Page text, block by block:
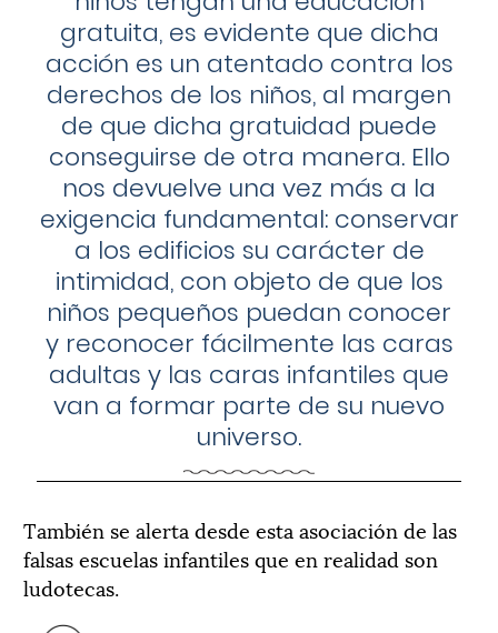
gratuita, es evidente que dicha
acción es un atentado contra los
derechos de los niños, al margen
de que dicha gratuidad puede
conseguirse de otra manera. Ello
nos devuelve una vez más a la
exigencia fundamental: conservar
a los edificios su carácter de
intimidad, con objeto de que los
niños pequeños puedan conocer
y reconocer fácilmente las caras
adultas y las caras infantiles que
van a formar parte de su nuevo
universo.
También se alerta desde esta asociación de las
falsas escuelas infantiles que en realidad son
ludotecas.